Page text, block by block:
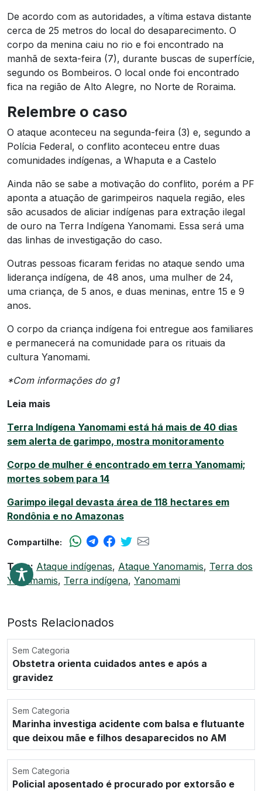
De acordo com as autoridades, a vítima estava distante
cerca de 25 metros do local do desaparecimento. O
corpo da menina caiu no rio e foi encontrado na
manhã de sexta-feira (7), durante buscas de superfície,
segundo os Bombeiros. O local onde foi encontrado
fica na região de Alto Alegre, no Norte de Roraima.
Relembre o caso
O ataque aconteceu na segunda-feira (3) e, segundo a
Polícia Federal, o conflito aconteceu entre duas
comunidades indígenas, a Whaputa e a Castelo
Ainda não se sabe a motivação do conflito, porém a PF
aponta a atuação de garimpeiros naquela região, eles
são acusados de aliciar indígenas para extração ilegal
de ouro na Terra Indígena Yanomami. Essa será uma
das linhas de investigação do caso.
Outras pessoas ficaram feridas no ataque sendo uma
liderança indígena, de 48 anos, uma mulher de 24,
uma criança, de 5 anos, e duas meninas, entre 15 e 9
anos.
O corpo da criança indígena foi entregue aos familiares
e permanecerá na comunidade para os rituais da
cultura Yanomami.
*Com informações do g1
Leia mais
Terra Indígena Yanomami está há mais de 40 dias
sem alerta de garimpo, mostra monitoramento
Corpo de mulher é encontrado em terra Yanomami;
mortes sobem para 14
Garimpo ilegal devasta área de 118 hectares em
Rondônia e no Amazonas
Compartilhe:
Tags: Ataque indígenas, Ataque Yanomamis, Terra dos
Yanomamis, Terra indígena, Yanomami
Posts Relacionados
Sem Categoria
Obstetra orienta cuidados antes e após a
gravidez
Sem Categoria
Marinha investiga acidente com balsa e flutuante
que deixou mãe e filhos desaparecidos no AM
Sem Categoria
Policial aposentado é procurado por extorsão e